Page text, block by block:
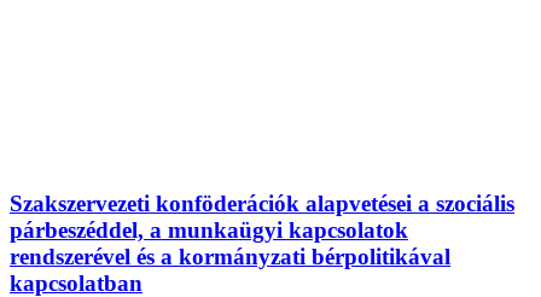
Szakszervezeti konföderációk alapvetései a szociális
párbeszéddel, a munkaügyi kapcsolatok
rendszerével és a kormányzati bérpolitikával
kapcsolatban